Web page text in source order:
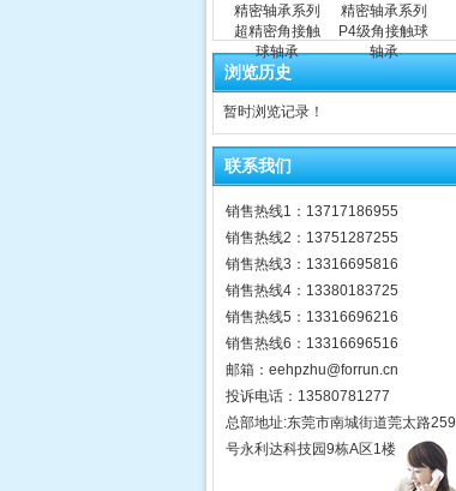
精密轴承系列
超精密角接触
球轴承
精密轴承系列
P4级角接触球
轴承
浏览历史
暂时浏览记录！
联系我们
销售热线1：13717186955
销售热线2：13751287255
销售热线3：13316695816
销售热线4：13380183725
销售热线5：13316696216
销售热线6：13316696516
邮箱：eehpzhu@for​run.cn
投诉电话：13580781277
总部地址:东莞市南城街道莞太路259
号永利达科技园9栋A区1楼